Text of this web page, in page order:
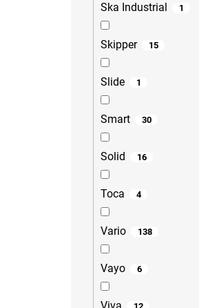
Ska Industrial 1
Skipper 15
Slide 1
Smart 30
Solid 16
Toca 4
Vario 138
Vayo 6